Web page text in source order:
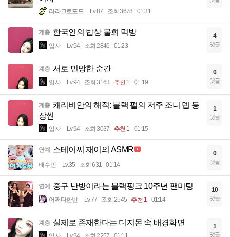
라라크로포드 Lv.87 조회 3678 01:31
계층 한국인의 밥상 물회 먹방
입사 Lv.94 조회 2846 01:23
4
댓글
계층 서로 민망한 순간
입사 Lv.94 조회 3163 추천 1 01:19
0
댓글
계층 캐리비안의 해적: 블랙 펄의 저주 조니 뎁 등
장씬
입사 Lv.94 조회 3037 추천 1 01:15
1
댓글
연예 스테이씨 재이의 ASMR
배수민 Lv.35 조회 631 01:14
0
댓글
연예 중구 난방이라는 블랙핑크 10주년 팬미팅
어쩌다한번 Lv.77 조회 2545 추천 1 01:14
10
댓글
계층 실제로 존재한다는 디지몬 속 배경화면 1
댓글